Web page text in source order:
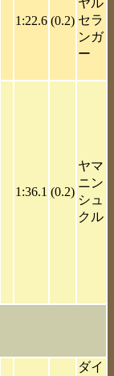
1:22.6 (0.2)
ヤル
セラ
ンガ
ー
1:36.1 (0.2)
ヤマ
ニン
シュ
クル
ダイ